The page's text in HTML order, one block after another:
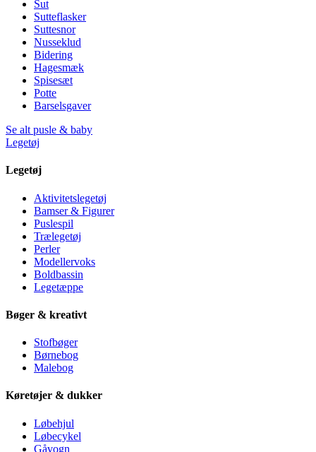
Sut
Sutteflasker
Suttesnor
Nusseklud
Bidering
Hagesmæk
Spisesæt
Potte
Barselsgaver
Se alt pusle & baby
Legetøj
Legetøj
Aktivitetslegetøj
Bamser & Figurer
Puslespil
Trælegetøj
Perler
Modellervoks
Boldbassin
Legetæppe
Bøger & kreativt
Stofbøger
Børnebog
Malebog
Køretøjer & dukker
Løbehjul
Løbecykel
Gåvogn